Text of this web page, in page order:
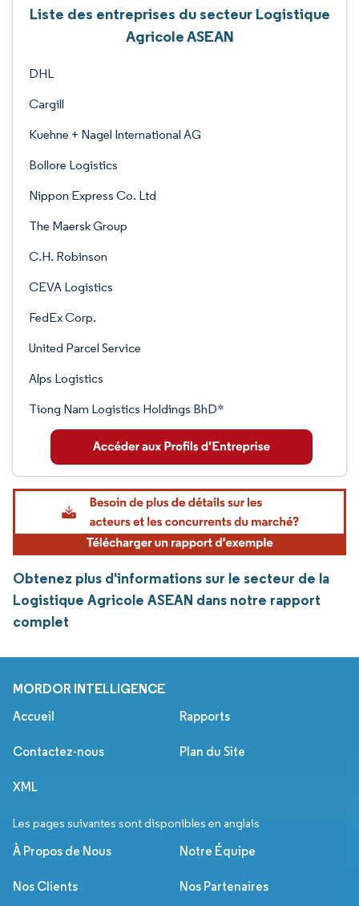
Liste des entreprises du secteur Logistique
Agricole ASEAN
DHL
Cargill
Kuehne + Nagel International AG
Bollore Logistics
Nippon Express Co. Ltd
The Maersk Group
C.H. Robinson
CEVA Logistics
FedEx Corp.
United Parcel Service
Alps Logistics
Tiong Nam Logistics Holdings BhD*
Obtenez plus d'informations sur le secteur de la
Logistique Agricole ASEAN dans notre rapport
complet
MORDOR INTELLIGENCE
Accueil Rapports
Contactez-nous Plan du Site
XML
Les pages suivantes sont disponibles en anglais
À Propos de Nous Notre Équipe
Nos Clients Nos Partenaires